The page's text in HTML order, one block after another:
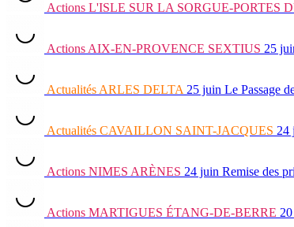
Actions L'ISLE SUR LA SORGUE-PORTES
Actions AIX-EN-PROVENCE SEXTIUS 25
Actualités ARLES DELTA 25 juin Le Passage
Actualités CAVAILLON SAINT-JACQUES 24
Actions NIMES ARÈNES 24 juin Remise des
Actions MARTIGUES ÉTANG-DE-BERRE